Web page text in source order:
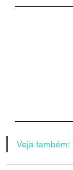
Veja também: